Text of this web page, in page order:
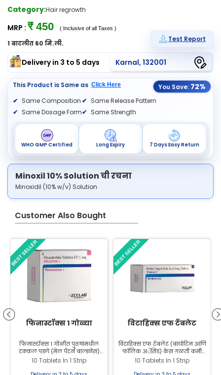
Category:Hair regrowth
MRP : ₹ 450 ( Inclusive of all Taxes )
1 बाटलीत 60 मि.ली. Test Report
Delivery in 3 to 5 days Karnal, 132001
This Product is Same as Click Here You Save: 72%
Same Composition
Same Dosage Form
Same Release Pattern
Same Strength
WHO GMP Certified Long Expiry 7 Days Easy Return
Minoxil 10% Solution ची रचना
Minoxidil (10% w/v) Solution
Customer Also Bought
फिनास्टॉक्स 1 गोळ्या
फिनास्टॉक्स 1 गोळीत पुरुषांमधील
टक्कल पडणे (मेल पॅटर्न बाल्डनेस)
उपचारासाठी 1 मिग्रॅ फिनास्टेराइड आहे.
प्रभावी केस गळती उपचारासाठी झीलॅब
फार्मसीमधून फिनास्टॉक्स 1 गोळी खरेदी
10 Tablets In 1 Strip
BEST SELLER
विटाहिक्स एफ टॅबलेट
विटाहिक्स एफ टॅबलेट (बायोटिन आणि
फॉलिक अॅसिड) केस गळती कमी
करण्यासाठी आणि निरोगी केसांच्या वाढीस
मदत करण्यासाठी वापरली जाते. केस
गळतीसाठी टॅबलेट झीलॅब फार्मसीमधून
10 Tablets In 1 Strip
BEST SELLER